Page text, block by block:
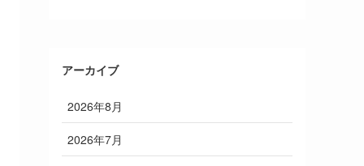
アーカイブ
2026年8月
2026年7月